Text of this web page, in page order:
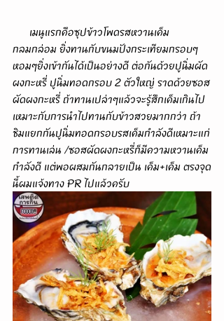
กลมกล่อม ยิ่งทานกับขนมปังกระเทียมกรอบๆ
หอมๆยิ่งเข้ากันได้เป็นอย่างดี ต่อกันด้วยปูนิ่มผัด
ผงกะหรี่ ปูนิ่มทอดกรอบ 2 ตัวใหญ่ ราดด้วยซอส
ผัดผงกะหรี่ ถ้าทานเปล่าๆแล้วจะรู้สึกเค็มเกินไป
เหมาะกับการนำไปทานกับข้าวสวยมากกว่า ถ้า
ชิมแยกกันปูนิ่มทอดกรอบรสเค็มกำลังดีเหมาะแก่
การทานเล่น /ซอสผัดผงกะหรี่ก็มีความหวานเค็ม
กำลังดี แต่พอผสมกันกลายเป็น เค็ม+เค็ม ตรงจุด
นี้ผมแจ้งทาง PR ไปแล้วครับ